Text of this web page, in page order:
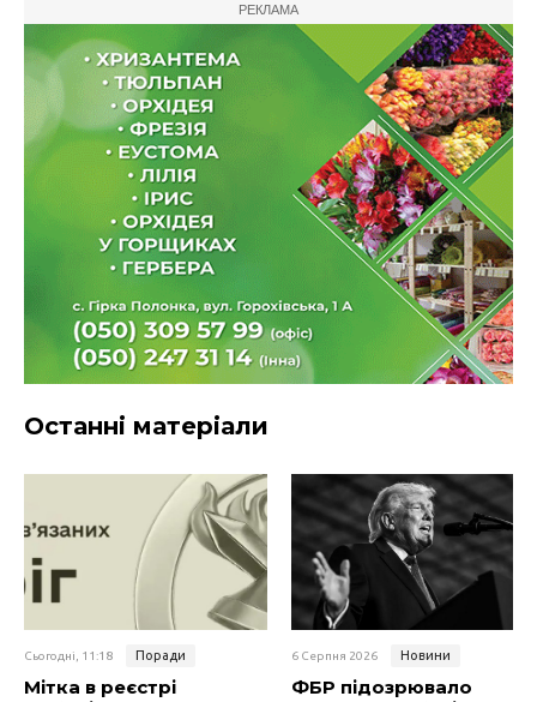
РЕКЛАМА
Останні матеріали
Сьогодні, 11:18 Поради
Мітка в реєстрі
6 Серпня 2026 Новини
ФБР підозрювало